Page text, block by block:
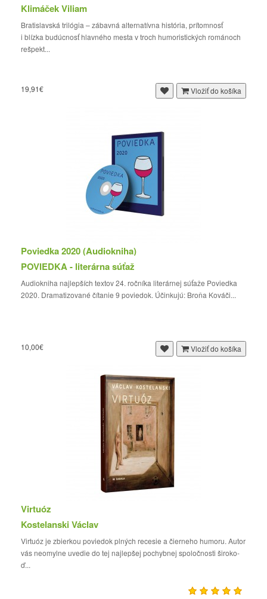
Klimáček Viliam
Bratislavská trilógia – zábavná alternatívna história, prítomnosť
i blízka budúcnosť hlavného mesta v troch humoristických románoch
rešpekt...
19,91€ Vložiť do košíka
Poviedka 2020 (Audiokniha)
POVIEDKA - literárna súťaž
Audiokniha najlepších textov 24. ročníka literárnej súťaže Poviedka
2020. Dramatizované čítanie 9 poviedok. Účinkujú: Broňa Kováči...
10,00€ Vložiť do košíka
Virtuóz
Kostelanski Václav
Virtuóz je zbierkou poviedok plných recesie a čierneho humoru. Autor
vás neomylne uvedie do tej najlepšej pochybnej spoločnosti široko-
ď...